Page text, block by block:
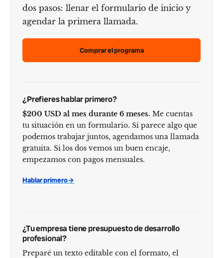
dos pasos: llenar el formulario de inicio y
agendar la primera llamada.
Comprar el programa
¿Prefieres hablar primero?
$200 USD al mes durante 6 meses. Me cuentas
tu situación en un formulario. Si parece algo que
podemos trabajar juntos, agendamos una llamada
gratuita. Si los dos vemos un buen encaje,
empezamos con pagos mensuales.
Hablar primero→
¿Tu empresa tiene presupuesto de desarrollo
profesional?
Preparé un texto editable con el formato, el